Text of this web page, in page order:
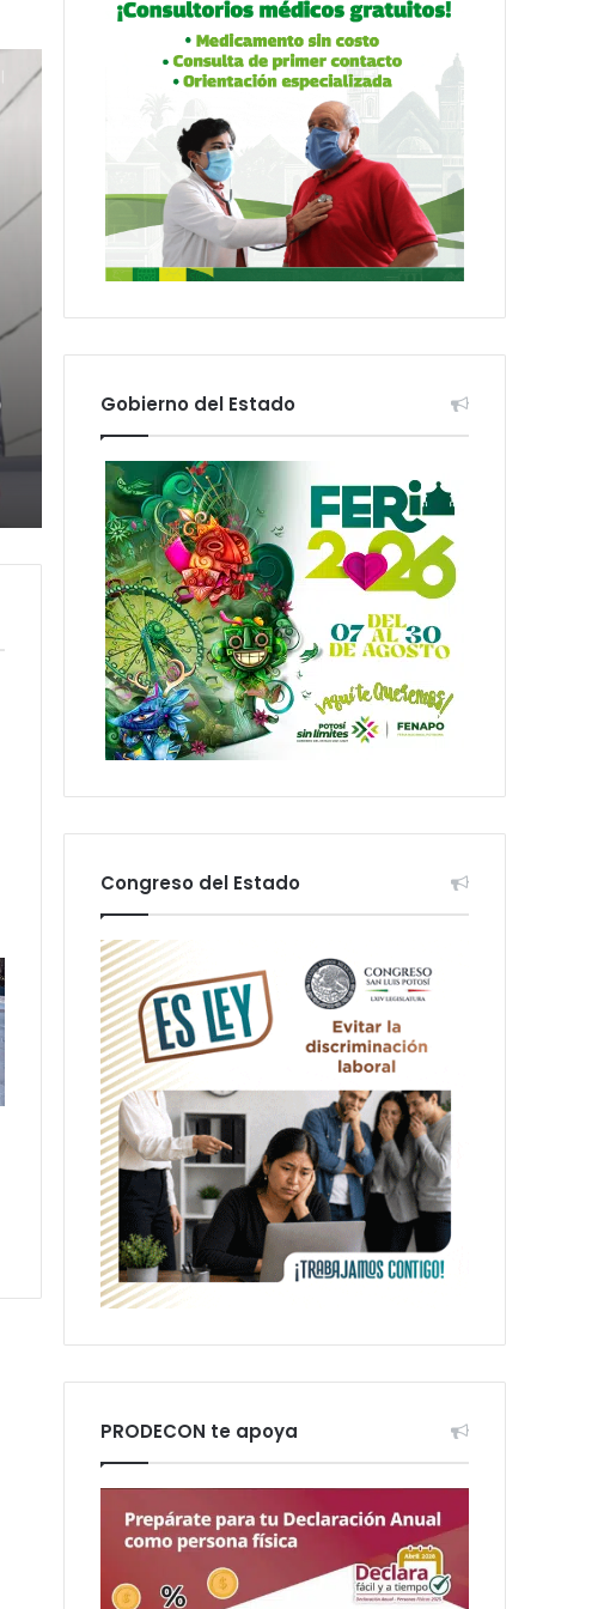
Gobierno del Estado
Congreso del Estado
PRODECON te apoya